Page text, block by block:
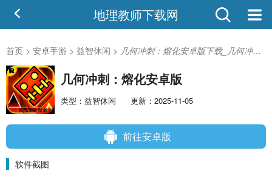
地理教师下载网
首页 > 安卓手游 > 益智休闲 > 几何冲刺：熔化安卓版下载_几何冲刺：熔化安卓版1.5安卓版
几何冲刺：熔化安卓版
类型：益智休闲 更新：2025-11-05
前往安卓版
软件截图